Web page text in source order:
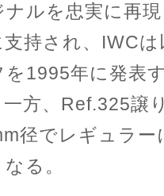
ナルを忠実に再
支持され、IWC
を1995年に発表
一方、Ref.325譲
径でレギュラ
る。